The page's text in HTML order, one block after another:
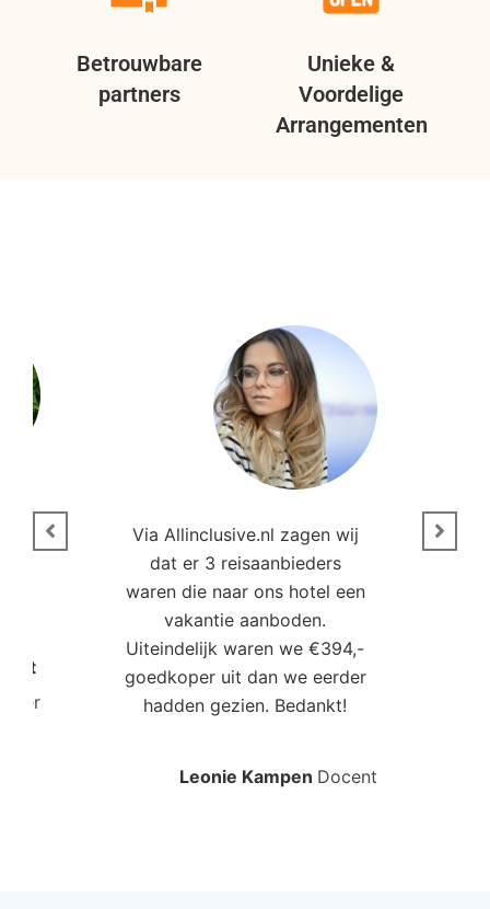
Betrouwbare
partners
Unieke &
Voordelige
Arrangementen
Via Allinclusive.nl zagen wij
dat er 3 reisaanbieders
waren die naar ons hotel een
vakantie aanboden.
Uiteindelijk waren we €394,-
goedkoper uit dan we eerder
hadden gezien. Bedankt!
Leonie Kampen Docent